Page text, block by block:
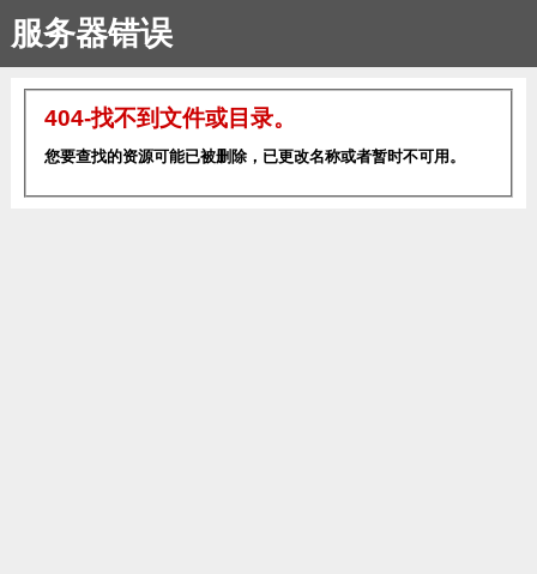
服务器错误
404-找不到文件或目录。
您要查找的资源可能已被删除，已更改名称或者暂时不可用。